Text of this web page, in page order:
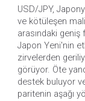
USD/JPY,
ve kötüleşen
arasındaki geniş
Japon Yeni'nin
zirvelerden
görüyor. Öte
destek buluyor
paritenin aşağı